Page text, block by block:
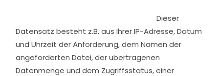
Dieser
Datensatz besteht z.B. aus Ihrer IP-Adresse, Datum
und Uhrzeit der Anforderung, dem Namen der
angeforderten Datei, der übertragenen
Datenmenge und dem Zugriffsstatus, einer